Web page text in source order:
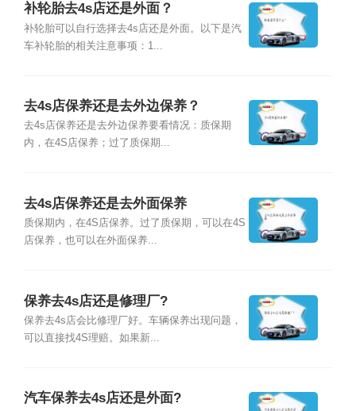
补轮胎去4s店还是外面？
补轮胎可以自行选择去4s店还是外面。以下是汽
车补轮胎的相关注意事项：1...
去4s店保养还是去外边保养？
去4s店保养还是去外边保养要看情况：质保期
内，在4S店保养；过了质保期...
去4s店保养还是去外面保养
质保期内，在4S店保养。过了质保期，可以在4S
店保养，也可以在外面保养...
保养去4s店还是修理厂?
保养去4s店会比修理厂好。车辆保养出现问题，
可以直接找4S理赔。如果新...
汽车保养去4s店还是外面?